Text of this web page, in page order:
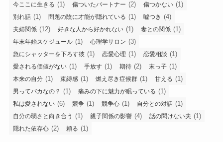
今ここに生きる (1) 傷ついたパートナー (2) 傷つかない (1)
別れ話 (1) 問題の陰に才能が隠れている (1) 嘘つき (4)
夫婦関係 (12) 好きな人から好かれない (1) 妻との関係 (1)
年末年始スケジュール (1) 心理学サロン (3)
急にシャッターを下ろす彼 (1) 恋愛心理 (1) 恋愛相談 (1)
愛される価値がない (1) 手放す (1) 期待 (2) 末っ子 (1)
本来の自分 (1) 束縛感 (1) 燃え尽き症候群 (1) 甘える (1)
男ってバカなの？ (1) 痛みの下に魅力が眠っている (1)
私は愛されない (6) 競争 (1) 競争心 (1) 自分との対話 (1)
自分の弱さと向き合う (1) 親子関係の影響 (4) 話の聞けない夫 (1)
隠れた依存心 (2) 頼る (1)